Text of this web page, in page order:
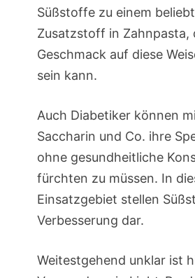
Süßstoffe zu einem
Zusatzstoff in Zahnpasta,
Geschmack auf diese
sein kann.
Auch Diabetiker können
Saccharin und Co. ihre
ohne gesundheitliche
fürchten zu müssen. In
Einsatzgebiet stellen
Verbesserung dar.
Weitestgehend unklar ist